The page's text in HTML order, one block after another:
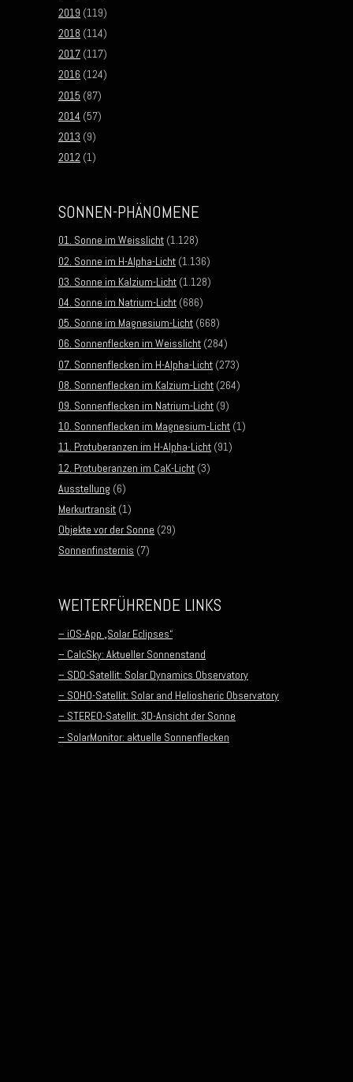
2019 (119)
2018 (114)
2017 (117)
2016 (124)
2015 (87)
2014 (57)
2013 (9)
2012 (1)
SONNEN-PHÄNOMENE
01. Sonne im Weisslicht (1.128)
02. Sonne im H-Alpha-Licht (1.136)
03. Sonne im Kalzium-Licht (1.128)
04. Sonne im Natrium-Licht (686)
05. Sonne im Magnesium-Licht (668)
06. Sonnenflecken im Weisslicht (284)
07. Sonnenflecken im H-Alpha-Licht (273)
08. Sonnenflecken im Kalzium-Licht (264)
09. Sonnenflecken im Natrium-Licht (9)
10. Sonnenflecken im Magnesium-Licht (1)
11. Protuberanzen im H-Alpha-Licht (91)
12. Protuberanzen im CaK-Licht (3)
Ausstellung (6)
Merkurtransit (1)
Objekte vor der Sonne (29)
Sonnenfinsternis (7)
WEITERFÜHRENDE LINKS
– iOS-App „Solar Eclipses“
– CalcSky: Aktueller Sonnenstand
– SDO-Satellit: Solar Dynamics Observatory
– SOHO-Satellit: Solar and Heliosheric Observatory
– STEREO-Satellit: 3D-Ansicht der Sonne
– SolarMonitor: aktuelle Sonnenflecken